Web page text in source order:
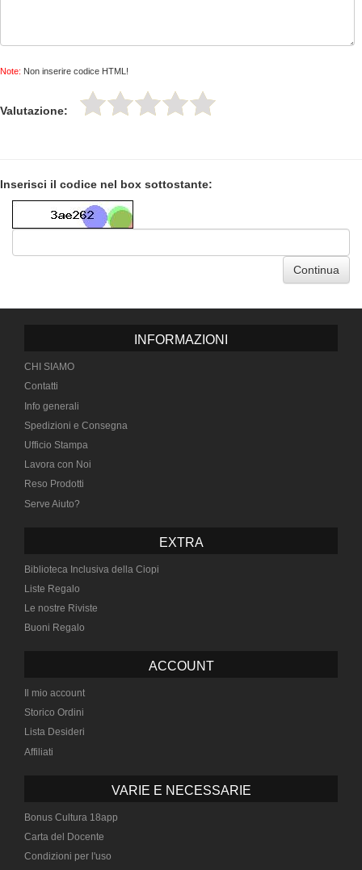
Note: Non inserire codice HTML!
Valutazione:
Inserisci il codice nel box sottostante:
Continua
INFORMAZIONI
CHI SIAMO
Contatti
Info generali
Spedizioni e Consegna
Ufficio Stampa
Lavora con Noi
Reso Prodotti
Serve Aiuto?
EXTRA
Biblioteca Inclusiva della Ciopi
Liste Regalo
Le nostre Riviste
Buoni Regalo
ACCOUNT
Il mio account
Storico Ordini
Lista Desideri
Affiliati
VARIE E NECESSARIE
Bonus Cultura 18app
Carta del Docente
Condizioni per l'uso